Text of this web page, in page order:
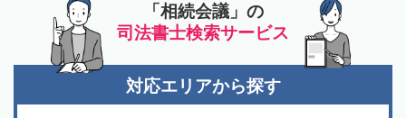
「相続会議」の
司法書士検索サービス
対応エリアから探す